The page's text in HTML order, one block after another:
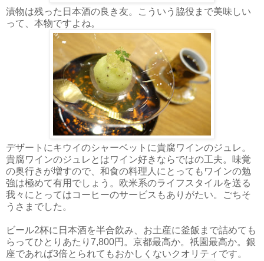
漬物は残った日本酒の良き友。こういう脇役まで美味しい
って、本物ですよね。
デザートにキウイのシャーベットに貴腐ワインのジュレ。
貴腐ワインのジュレとはワイン好きならではの工夫。味覚
の奥行きが増すので、和食の料理人にとってもワインの勉
強は極めて有用でしょう。欧米系のライフスタイルを送る
我々にとってはコーヒーのサービスもありがたい。ごちそ
うさまでした。
ビール2杯に日本酒を半合飲み、お土産に釜飯まで詰めても
らってひとりあたり7,800円。京都最高か。祇園最高か。銀
座であれば3倍とられてもおかしくないクオリティです。